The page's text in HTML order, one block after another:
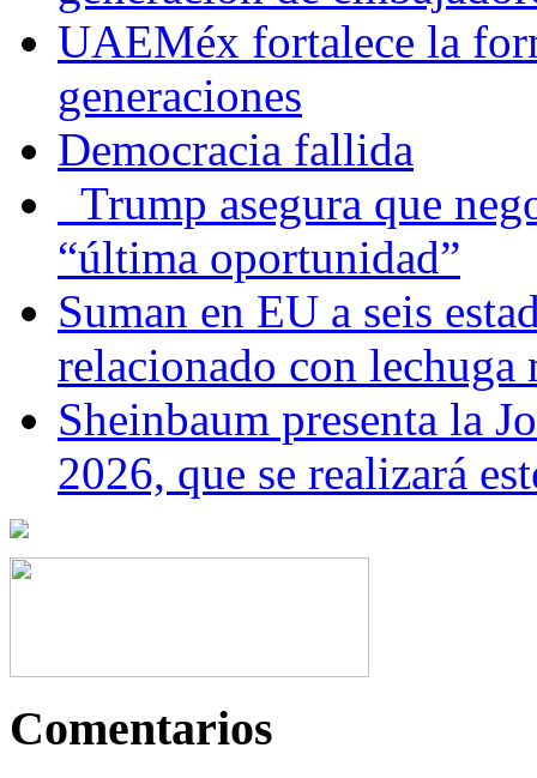
UAEMéx fortalece la
generaciones
Democracia fallida
Trump asegura que
“última oportunidad”
Suman en EU a seis
relacionado con lechuga
Sheinbaum presenta la
2026, que se realizará
Comentarios